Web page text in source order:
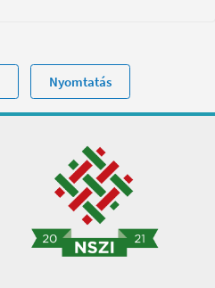
Nyomtatás